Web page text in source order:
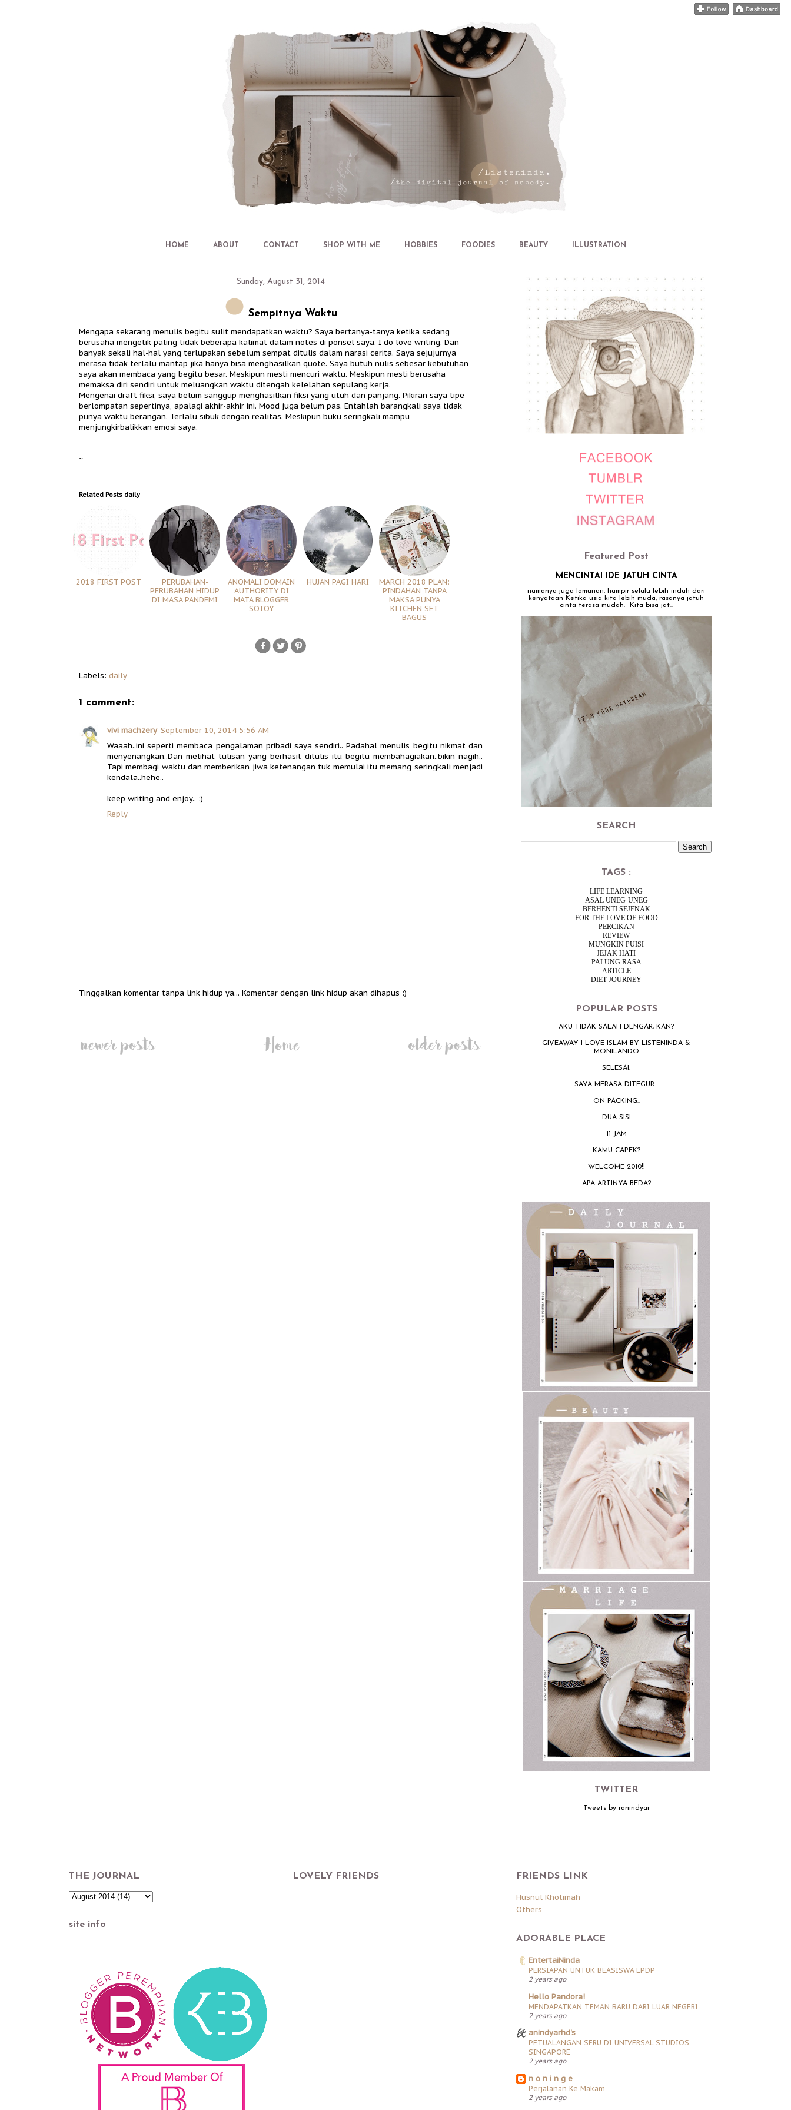
HOME ABOUT CONTACT SHOP WITH ME HOBBIES FOODIES BEAUTY ILLUSTRATION
Sunday, August 31, 2014
Sempitnya Waktu
Mengapa sekarang menulis begitu sulit mendapatkan waktu? Saya bertanya-tanya ketika sedang
berusaha mengetik paling tidak beberapa kalimat dalam notes di ponsel saya. I do love writing. Dan
banyak sekali hal-hal yang terlupakan sebelum sempat ditulis dalam narasi cerita. Saya sejujurnya
merasa tidak terlalu mantap jika hanya bisa menghasilkan quote. Saya butuh nulis sebesar kebutuhan
saya akan membaca yang begitu besar. Meskipun mesti mencuri waktu. Meskipun mesti berusaha
memaksa diri sendiri untuk meluangkan waktu ditengah kelelahan sepulang kerja.
Mengenai draft fiksi, saya belum sanggup menghasilkan fiksi yang utuh dan panjang. Pikiran saya tipe
berlompatan sepertinya, apalagi akhir-akhir ini. Mood juga belum pas. Entahlah barangkali saya tidak
punya waktu berangan. Terlalu sibuk dengan realitas. Meskipun buku seringkali mampu
menjungkirbalikkan emosi saya.
~
Related Posts daily
2018 FIRST POST
PERUBAHAN-
PERUBAHAN HIDUP
DI MASA PANDEMI
ANOMALI DOMAIN
AUTHORITY DI
MATA BLOGGER
SOTOY
HUJAN PAGI HARI
MARCH 2018 PLAN:
PINDAHAN TANPA
MAKSA PUNYA
KITCHEN SET
BAGUS
Labels: daily
1 comment:
vivi machzery September 10, 2014 5:56 AM
Waaah..ini seperti membaca pengalaman pribadi saya sendiri.. Padahal menulis begitu nikmat dan
menyenangkan..Dan melihat tulisan yang berhasil ditulis itu begitu membahagiakan..bikin nagih..
Tapi membagi waktu dan memberikan jiwa ketenangan tuk memulai itu memang seringkali menjadi
kendala..hehe..
keep writing and enjoy.. :)
Reply
Tinggalkan komentar tanpa link hidup ya... Komentar dengan link hidup akan dihapus :)
Featured Post
MENCINTAI IDE JATUH CINTA
namanya juga lamunan, hampir selalu lebih indah dari
kenyataan Ketika usia kita lebih muda, rasanya jatuh
cinta terasa mudah. Kita bisa jat...
SEARCH
TAGS :
LIFE LEARNING
ASAL UNEG-UNEG
BERHENTI SEJENAK
FOR THE LOVE OF FOOD
PERCIKAN
REVIEW
MUNGKIN PUISI
JEJAK HATI
PALUNG RASA
ARTICLE
DIET JOURNEY
POPULAR POSTS
AKU TIDAK SALAH DENGAR, KAN?
GIVEAWAY I LOVE ISLAM BY LISTENINDA &
MONILANDO
SELESAI.
SAYA MERASA DITEGUR...
ON PACKING..
DUA SISI
11 JAM
KAMU CAPEK?
WELCOME 2010!!
APA ARTINYA BEDA?
TWITTER
Tweets by ranindyar
THE JOURNAL
site info
LOVELY FRIENDS FRIENDS LINK
Husnul Khotimah
Others
ADORABLE PLACE
EntertaiNinda
PERSIAPAN UNTUK BEASISWA LPDP
2 years ago
Hello Pandora!
MENDAPATKAN TEMAN BARU DARI LUAR NEGERI
2 years ago
anindyarhd's
PETUALANGAN SERU DI UNIVERSAL STUDIOS
SINGAPORE
2 years ago
n o n i n g e
Perjalanan Ke Makam
2 years ago